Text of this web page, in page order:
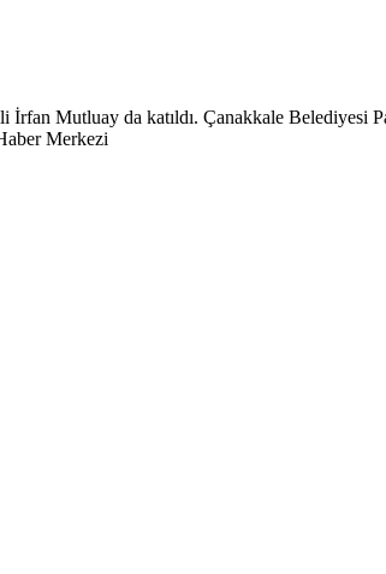
Mutluay da katıldı. Çanakkale Belediyesi
Merkezi